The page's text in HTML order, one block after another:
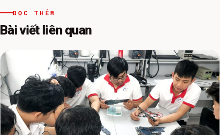
ĐỌC THÊM
Bài viết liên quan